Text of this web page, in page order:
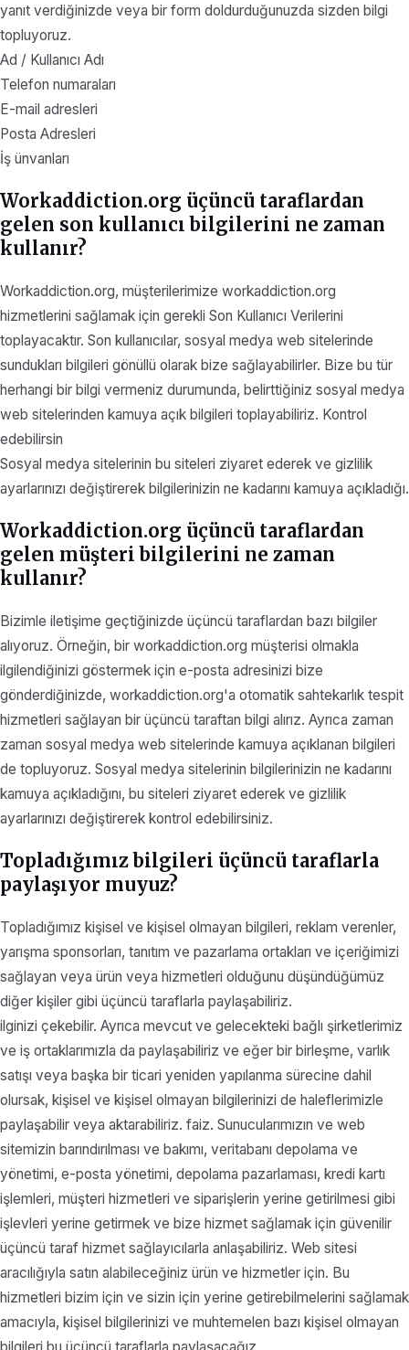
yanıt verdiğinizde veya bir form doldurduğunuzda sizden bilgi
topluyoruz.
Ad / Kullanıcı Adı
Telefon numaraları
E-mail adresleri
Posta Adresleri
İş ünvanları
Workaddiction.org üçüncü taraflardan
gelen son kullanıcı bilgilerini ne zaman
kullanır?
Workaddiction.org, müşterilerimize workaddiction.org
hizmetlerini sağlamak için gerekli Son Kullanıcı Verilerini
toplayacaktır. Son kullanıcılar, sosyal medya web sitelerinde
sundukları bilgileri gönüllü olarak bize sağlayabilirler. Bize bu tür
herhangi bir bilgi vermeniz durumunda, belirttiğiniz sosyal medya
web sitelerinden kamuya açık bilgileri toplayabiliriz. Kontrol
edebilirsin
Sosyal medya sitelerinin bu siteleri ziyaret ederek ve gizlilik
ayarlarınızı değiştirerek bilgilerinizin ne kadarını kamuya açıkladığı.
Workaddiction.org üçüncü taraflardan
gelen müşteri bilgilerini ne zaman
kullanır?
Bizimle iletişime geçtiğinizde üçüncü taraflardan bazı bilgiler
alıyoruz. Örneğin, bir workaddiction.org müşterisi olmakla
ilgilendiğinizi göstermek için e-posta adresinizi bize
gönderdiğinizde, workaddiction.org'a otomatik sahtekarlık tespit
hizmetleri sağlayan bir üçüncü taraftan bilgi alırız. Ayrıca zaman
zaman sosyal medya web sitelerinde kamuya açıklanan bilgileri
de topluyoruz. Sosyal medya sitelerinin bilgilerinizin ne kadarını
kamuya açıkladığını, bu siteleri ziyaret ederek ve gizlilik
ayarlarınızı değiştirerek kontrol edebilirsiniz.
Topladığımız bilgileri üçüncü taraflarla
paylaşıyor muyuz?
Topladığımız kişisel ve kişisel olmayan bilgileri, reklam verenler,
yarışma sponsorları, tanıtım ve pazarlama ortakları ve içeriğimizi
sağlayan veya ürün veya hizmetleri olduğunu düşündüğümüz
diğer kişiler gibi üçüncü taraflarla paylaşabiliriz.
ilginizi çekebilir. Ayrıca mevcut ve gelecekteki bağlı şirketlerimiz
ve iş ortaklarımızla da paylaşabiliriz ve eğer bir birleşme, varlık
satışı veya başka bir ticari yeniden yapılanma sürecine dahil
olursak, kişisel ve kişisel olmayan bilgilerinizi de haleflerimizle
paylaşabilir veya aktarabiliriz. faiz. Sunucularımızın ve web
sitemizin barındırılması ve bakımı, veritabanı depolama ve
yönetimi, e-posta yönetimi, depolama pazarlaması, kredi kartı
işlemleri, müşteri hizmetleri ve siparişlerin yerine getirilmesi gibi
işlevleri yerine getirmek ve bize hizmet sağlamak için güvenilir
üçüncü taraf hizmet sağlayıcılarla anlaşabiliriz. Web sitesi
aracılığıyla satın alabileceğiniz ürün ve hizmetler için. Bu
hizmetleri bizim için ve sizin için yerine getirebilmelerini sağlamak
amacıyla, kişisel bilgilerinizi ve muhtemelen bazı kişisel olmayan
bilgileri bu üçüncü taraflarla paylaşacağız.